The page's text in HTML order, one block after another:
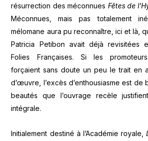
résurrection des méconnues Fêtes de
Méconnues, mais pas totalement
mélomane aura pu reconnaître, ici et là,
Patricia Petibon avait déjà revisitées
Folies Françaises. Si les
forçaient sans doute un peu le trait en
d’œuvre, l’excès d’enthousiasme est de
beautés que l’ouvrage recèle
intégrale.
Initialement destiné à l’Académie royale,